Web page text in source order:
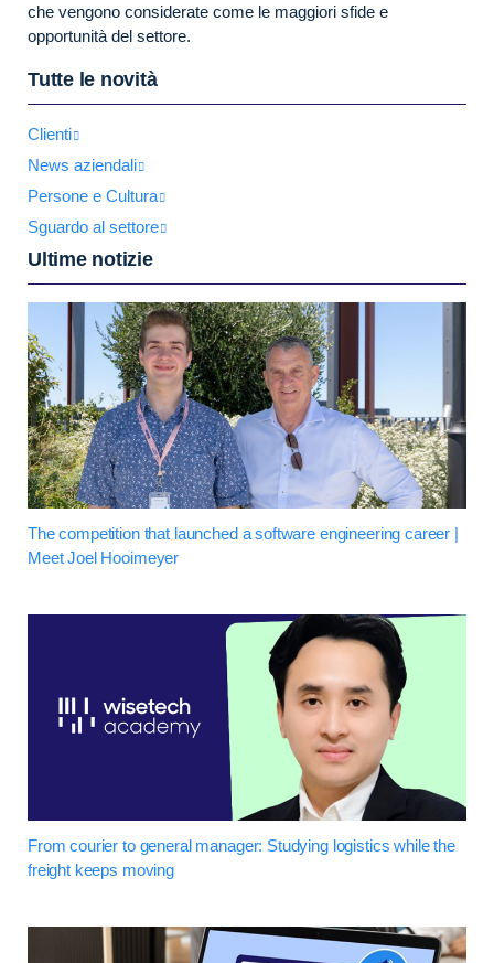
che vengono considerate come le maggiori sfide e
opportunità del settore.
Tutte le novità
Clienti
News aziendali
Persone e Cultura
Sguardo al settore
Ultime notizie
The competition that launched a software engineering career |
Meet Joel Hooimeyer
From courier to general manager: Studying logistics while the
freight keeps moving